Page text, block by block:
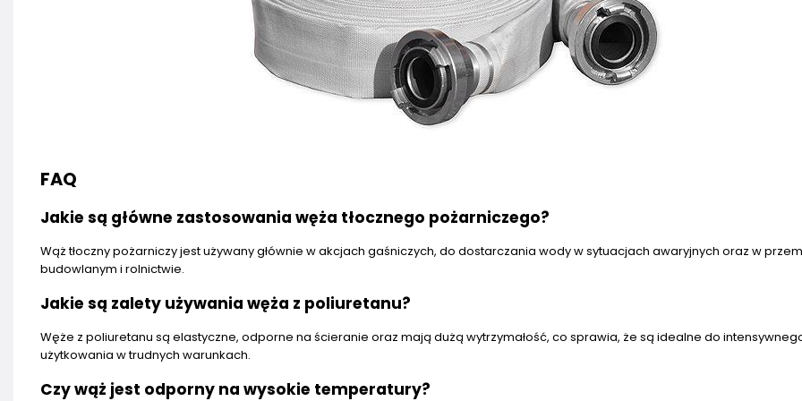
FAQ
Jakie są główne zastosowania węża tłocznego pożarniczego?
Wąż tłoczny pożarniczy jest używany głównie w akcjach gaśniczych, do dostarczania wody w sytuacjach awaryjnych oraz w
budowlanym i rolnictwie.
Jakie są zalety używania węża z poliuretanu?
Węże z poliuretanu są elastyczne, odporne na ścieranie oraz mają dużą wytrzymałość, co sprawia, że są idealne do
użytkowania w trudnych warunkach.
Czy wąż jest odporny na wysokie temperatury?